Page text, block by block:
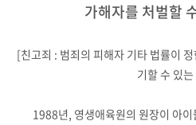
가해자를 처벌할
[친고죄 : 범죄의 피해자 기타 법률이
기할 수 있
1988년, 영생애육원의 원장이 아